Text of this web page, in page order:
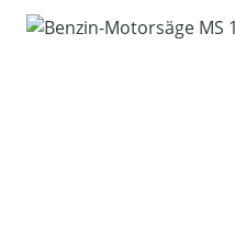
Bildergalerie überspringen